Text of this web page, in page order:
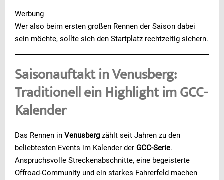
Werbung
Wer also beim ersten großen Rennen der Saison dabei
sein möchte, sollte sich den Startplatz rechtzeitig sichern.
Saisonauftakt in Venusberg:
Traditionell ein Highlight im GCC-
Kalender
Das Rennen in Venusberg zählt seit Jahren zu den
beliebtesten Events im Kalender der GCC-Serie.
Anspruchsvolle Streckenabschnitte, eine begeisterte
Offroad-Community und ein starkes Fahrerfeld machen